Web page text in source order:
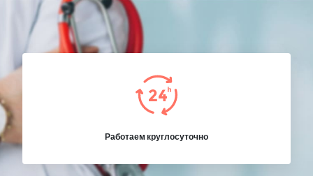
Работаем круглосуточно